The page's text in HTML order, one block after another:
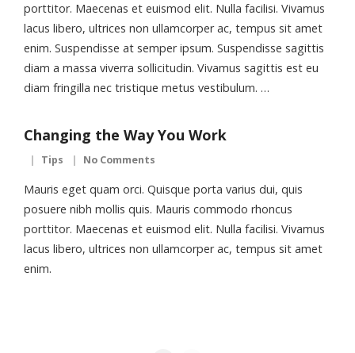
porttitor. Maecenas et euismod elit. Nulla facilisi. Vivamus
lacus libero, ultrices non ullamcorper ac, tempus sit amet
enim. Suspendisse at semper ipsum. Suspendisse sagittis
diam a massa viverra sollicitudin. Vivamus sagittis est eu
diam fringilla nec tristique metus vestibulum. …
Changing the Way You Work
Tips No Comments
Mauris eget quam orci. Quisque porta varius dui, quis
posuere nibh mollis quis. Mauris commodo rhoncus
porttitor. Maecenas et euismod elit. Nulla facilisi. Vivamus
lacus libero, ultrices non ullamcorper ac, tempus sit amet
enim.